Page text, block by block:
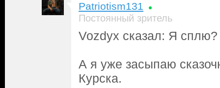
Patriotism131
Постоянный зритель
Vozdyx сказал: Я сплю?
А я уже засыпаю
Курска.